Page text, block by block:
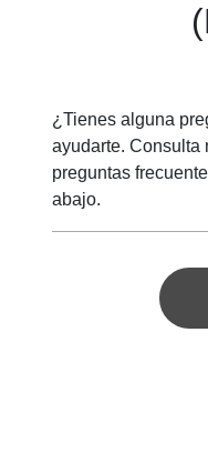
¿Tienes alguna
ayudarte. Consulta
preguntas
abajo.